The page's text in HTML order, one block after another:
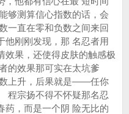
测算信心指数的话，会
一直在零和负数之间来回
他刚刚发现，那 名忍者用
效果，还使得皮肤的触感极
效果那可实在太坑爹
上升，后果就是——任你
宗扬不得不怀疑那名忍
药，而是一个阴 险无比的